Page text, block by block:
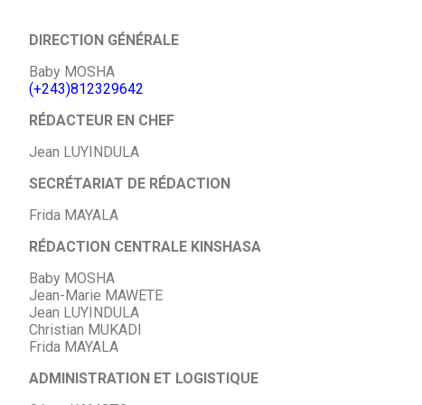
DIRECTION GÉNÉRALE
Baby MOSHA
(+243)812329642
RÉDACTEUR EN CHEF
Jean LUYINDULA
SECRÉTARIAT DE RÉDACTION
Frida MAYALA
RÉDACTION CENTRALE KINSHASA
Baby MOSHA
Jean-Marie MAWETE
Jean LUYINDULA
Christian MUKADI
Frida MAYALA
ADMINISTRATION ET LOGISTIQUE